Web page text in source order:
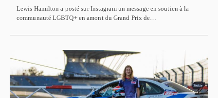
Lewis Hamilton a posté sur Instagram un message en soutien à la
communauté LGBTQ+ en amont du Grand Prix de…